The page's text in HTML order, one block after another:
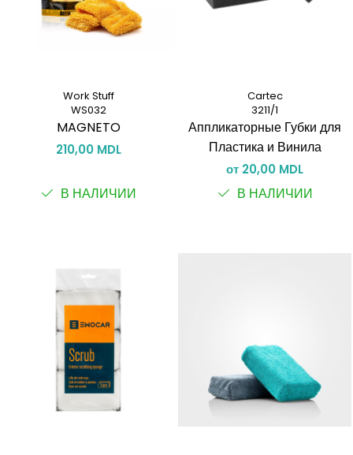
Work Stuff
WS032
MAGNETO
210,00 MDL
В НАЛИЧИИ
Cartec
3211/1
Аппликаторные Губки для
Пластика и Винила
от 20,00 MDL
В НАЛИЧИИ